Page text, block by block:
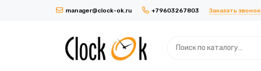
manager@clock-ok.ru +79603267803 Заказать звонок